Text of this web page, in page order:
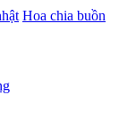
Hoa chia buồn